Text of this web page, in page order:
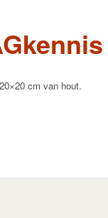
cm van hout.